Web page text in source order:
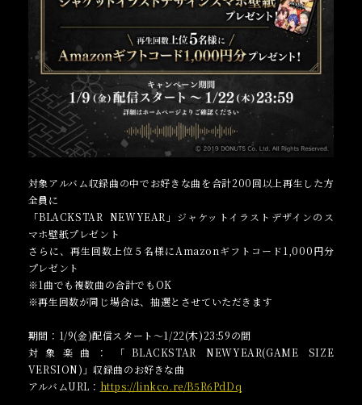
対象アルバム収録曲の中でお好きな曲を合計200回以上再生した方
全員に
「BLACKSTAR NEWYEAR」ジャケットイラストデザインのス
マホ壁紙プレゼント
さらに、再生回数上位５名様にAmazonギフトコード1,000円分
プレゼント
※1曲でも複数曲の合計でもOK
※再生回数が同じ場合は、抽選とさせていただきます
期間：1/9(金)配信スタート～1/22(木)23:59の間
対象楽曲：「BLACKSTAR NEWYEAR(GAME SIZE
VERSION)」収録曲のお好きな曲
アルバムURL： https://linkco.re/B5R6PdDq